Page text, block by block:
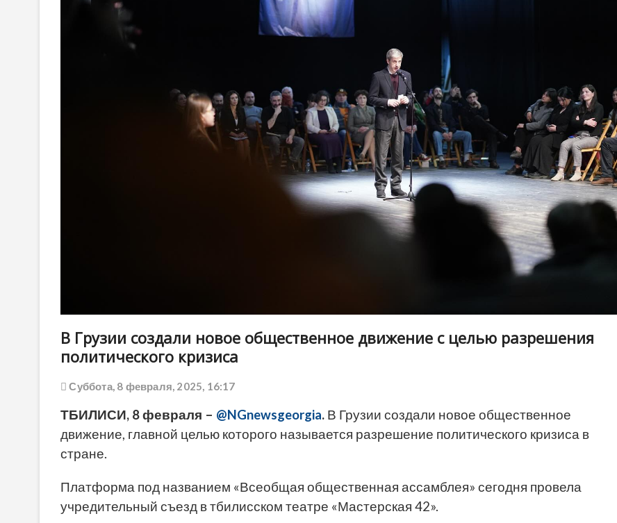
В Грузии создали новое общественное движение с целью разрешения
политического кризиса
Суббота, 8 февраля, 2025, 16:17
ТБИЛИСИ, 8 февраля – @NGnewsgeorgia. В Грузии создали новое общественное
движение, главной целью которого называется разрешение политического кризиса в
стране.
Платформа под названием «Всеобщая общественная ассамблея» сегодня провела
учредительный съезд в тбилисском театре «Мастерская 42».